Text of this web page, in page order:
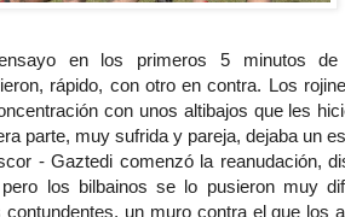
en los primeros 5 minutos
rápido, con otro en contra. Los
con unos altibajos que les
parte, muy sufrida y pareja, dejaba un
- Gaztedi comenzó la reanudación,
pero los bilbainos se lo pusieron muy
contundentes, un muro contra el que los